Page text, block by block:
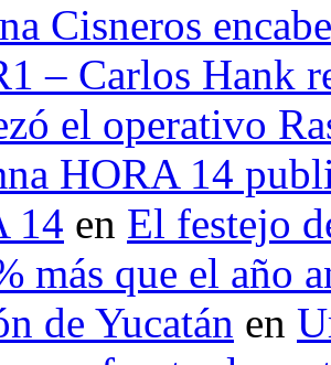
Cisneros
– Carlos Hank
el operativo
HORA 14
14 en El festejo
más que el año
de Yucatán en